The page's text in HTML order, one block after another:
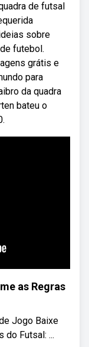
de futsal
sobre
futebol.
grátis e
para
da quadra
bateu o
as Regras
Jogo Baixe
do Futsal: ...